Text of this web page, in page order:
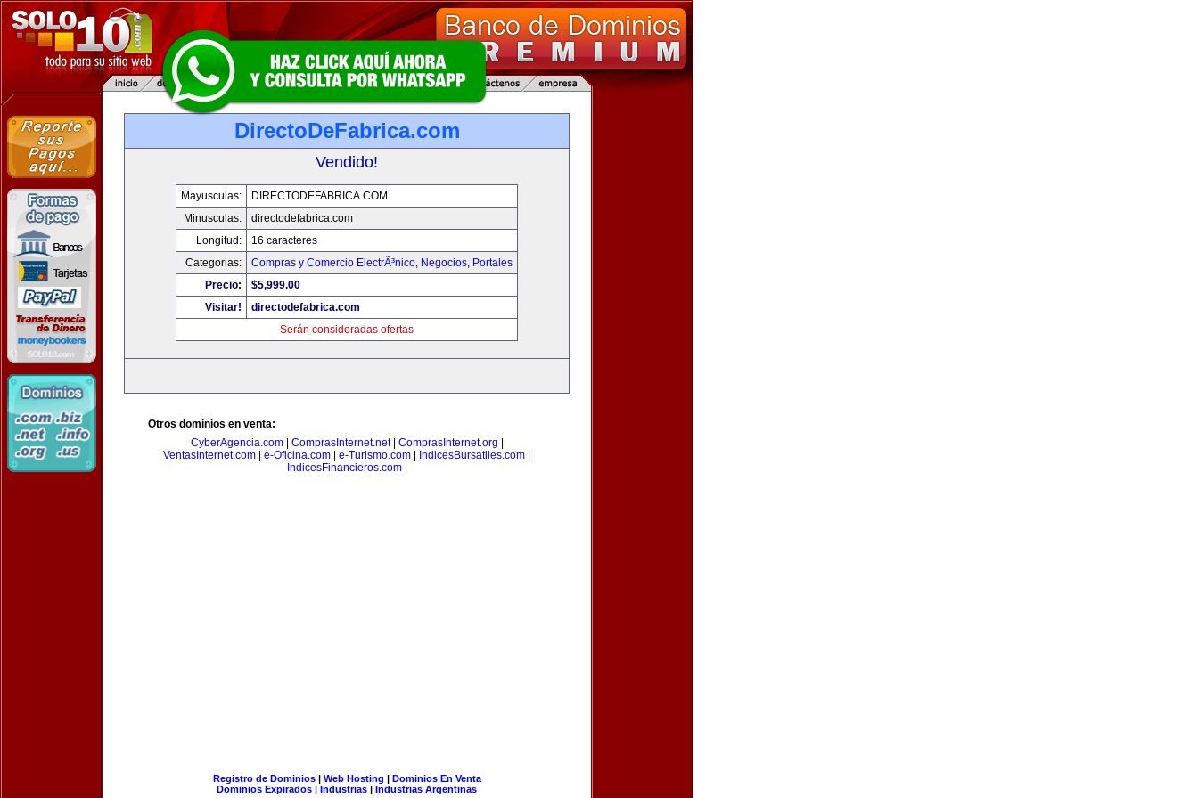
DirectoDeFabrica.com
Vendido!
Mayusculas:
DIRECTODEFABRICA.COM
Minusculas:
directodefabrica.com
Longitud:
16 caracteres
Categorias:
Compras y Comercio ElectrÃ³nico, Negocios, Portales
Precio:
$5,999.00
Visitar!
directodefabrica.com
Serán consideradas ofertas
Otros dominios en venta:
CyberAgencia.com| ComprasInternet.net| ComprasInternet.org
VentasInternet.com
e-Oficina.com e-Turismo.com IndicesBursatiles.com
IndicesFinancieros.com|
Registro de Dominios| Web Hosting | Dominios En Venta
Dominios Expirados | Industrias | Industrias Argentinas